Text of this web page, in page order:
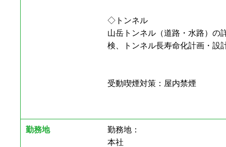
◇トンネル
山岳トンネル（道路・水路）の
検、トンネル長寿命化計画・設
受動喫煙対策：屋内禁煙
勤務地
勤務地：
本社